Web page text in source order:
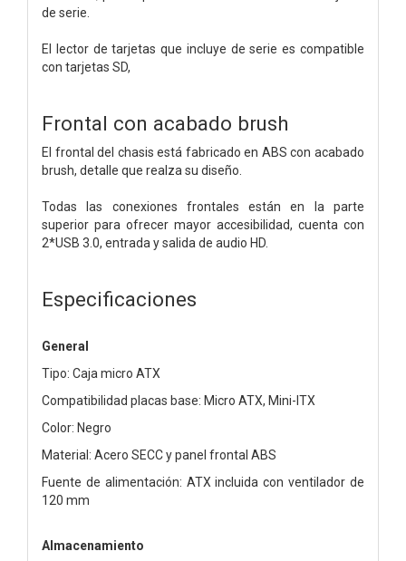
de serie.
El lector de tarjetas que incluye de serie es compatible
con tarjetas SD,
Frontal con acabado brush
El frontal del chasis está fabricado en ABS con acabado
brush, detalle que realza su diseño.
Todas las conexiones frontales están en la parte
superior para ofrecer mayor accesibilidad, cuenta con
2*USB 3.0, entrada y salida de audio HD.
Especificaciones
General
Tipo: Caja micro ATX
Compatibilidad placas base: Micro ATX, Mini-ITX
Color: Negro
Material: Acero SECC y panel frontal ABS
Fuente de alimentación: ATX incluida con ventilador de
120 mm
Almacenamiento